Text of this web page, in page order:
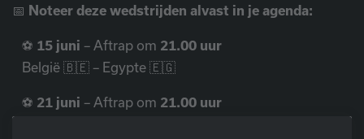
📅 Noteer deze wedstrijden alvast in je agenda:
⚽ 15 juni – Aftrap om 21.00 uur
België 🇧🇪 – Egypte 🇪🇬
⚽ 21 juni – Aftrap om 21.00 uur